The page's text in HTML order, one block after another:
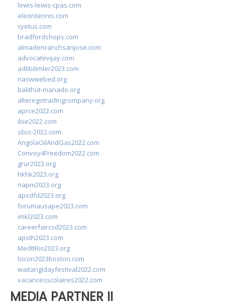
lewis-lewis-cpas.com
eleontennis.com
cyetus.com
bradfordshops.com
almadenranchsanjose.com
advocatevijay.com
adlibilimler2023.com
naswwebed.org
balithut-manado.org
alteregotradingcompany.org
aprce2022.com
ibie2022.com
sbcc-2022.com
AngolaOilAndGas2022.com
Convoy4Freedom2022.com
grur2023.org
hkhk2023.org
napm2023.org
apsdfd2023.org
forumausape2023.com
imkl2023.com
careerfaircsd2023.com
apsth2023.com
MedItRio2023.org
lcicon2023boston.com
waitangidayfestival2022.com
vacancesscolaires2022.com
MEDIA PARTNER II